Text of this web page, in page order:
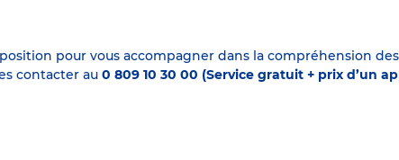
pour vous accompagner dans la compréhension
contacter au 0 809 10 30 00 (Service gratuit + prix d’un